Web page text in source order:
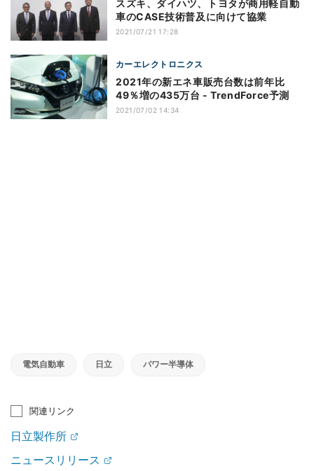
スズキ、ダイハツ、トヨタが商用軽自動
車のCASE技術普及に向けて協業
2021/07/21 17:28
カーエレクトロニクス
2021年の新エネ車販売台数は前年比
49％増の435万台 - TrendForce予測
2021/07/02 14:34
電気自動車 日立 パワー半導体
関連リンク
日立製作所
ニュースリリース